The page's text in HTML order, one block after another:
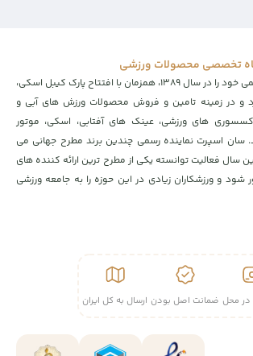
تخصصی محصولات ورزشی
سان اسپرت فعالیت رسمی خود را در سال ۱۳۸۹، همزمان با افتتاح پارک کیبل اسکی،
و در زمینه تامین و فروش محصولات ورزش های آبی و
های ورزشی، عینک های آفتابی، اسکی، موتور
سان اسپرت نماینده رسمی چندین برند مطرح جهانی می
سال فعالیت توانسته یکی از مطرح ترین ارائه کننده های
و ورزشکاران زیادی در این حوزه را به جامعه ورزشی
در محل ضمانت اصل بودن ارسال به کل ایران